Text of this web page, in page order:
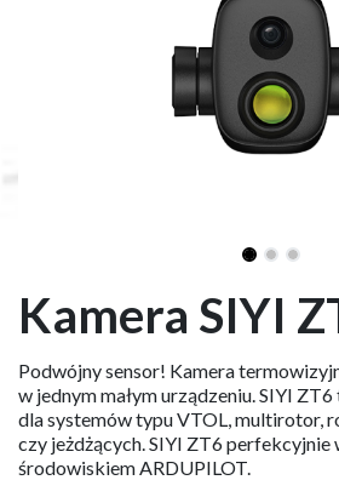
Kamera SIYI
Podwójny sensor! Kamera
w jednym małym urządzeniu. SIYI
dla systemów typu VTOL, multirotor,
czy jeżdżących. SIYI ZT6 perfekcyjnie
środowiskiem ARDUPILOT.